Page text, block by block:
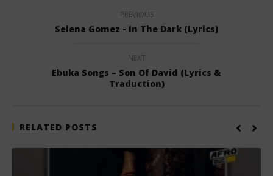
PREVIOUS
Selena Gomez - In The Dark (Lyrics)
NEXT
Ebuka Songs – Son Of David (Lyrics &
Traduction)
RELATED POSTS